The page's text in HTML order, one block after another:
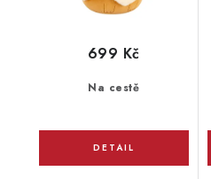
Na cestě
699 Kč